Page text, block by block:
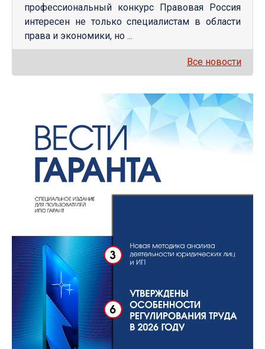
профессиональный конкурс Правовая Россия
интересен не только специалистам в области
права и экономики, но ...
Все новости